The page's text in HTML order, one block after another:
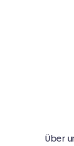
Über